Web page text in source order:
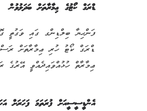
ޑްރަގް ކޯޓުގެ ޢިމާރާތަށް ބަދަލުވުން
ފަންހިޔާ ބިލްޑިންގ ގައި ވަގުތީ
ޢިމާރާތް ހުޅުއްވައިދެއްވީ އޭރުގެ
އެންޑީސީސީއަށް ފުރަތަމަ ފަހަރަށް